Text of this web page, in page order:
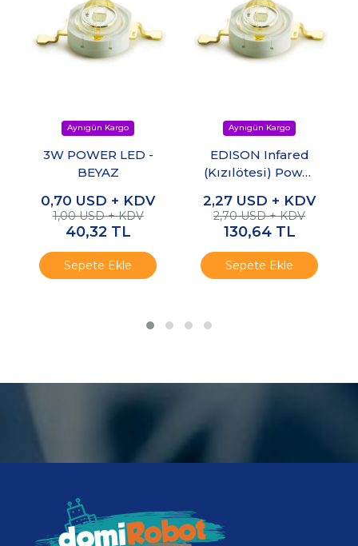
3W POWER LED -
BEYAZ
0,70 USD + KDV
1,00 USD + KDV
40,32 TL
Sepete Ekle
EDISON Infared
(Kızılötesi) Power
850nm
2,27 USD + KDV
2,70 USD + KDV
130,64 TL
Sepete Ekle